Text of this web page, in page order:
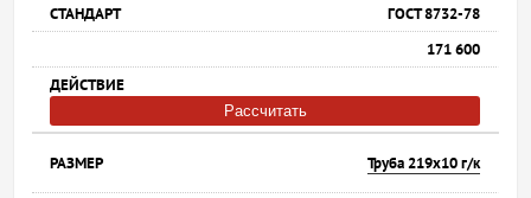
ГОСТ 8732-78
171 600
Рассчитать
Труба 219х10 г/к